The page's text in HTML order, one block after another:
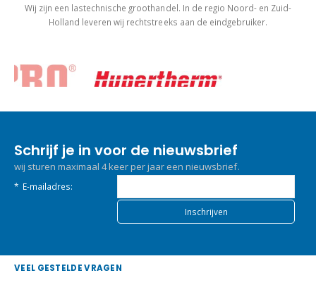
Wij zijn een lastechnische groothandel. In de regio Noord- en Zuid-
Holland leveren wij rechtstreeks aan de eindgebruiker.
Schrijf je in voor de nieuwsbrief
wij sturen maximaal 4 keer per jaar een nieuwsbrief.
* E-mailadres:
VEEL GESTELDE VRAGEN